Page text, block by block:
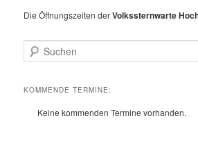
Die Öffnungszeiten derVolkssternwarte
u
h
KOMMENDE TERMINE:
Keine kommenden Termine vorhanden.